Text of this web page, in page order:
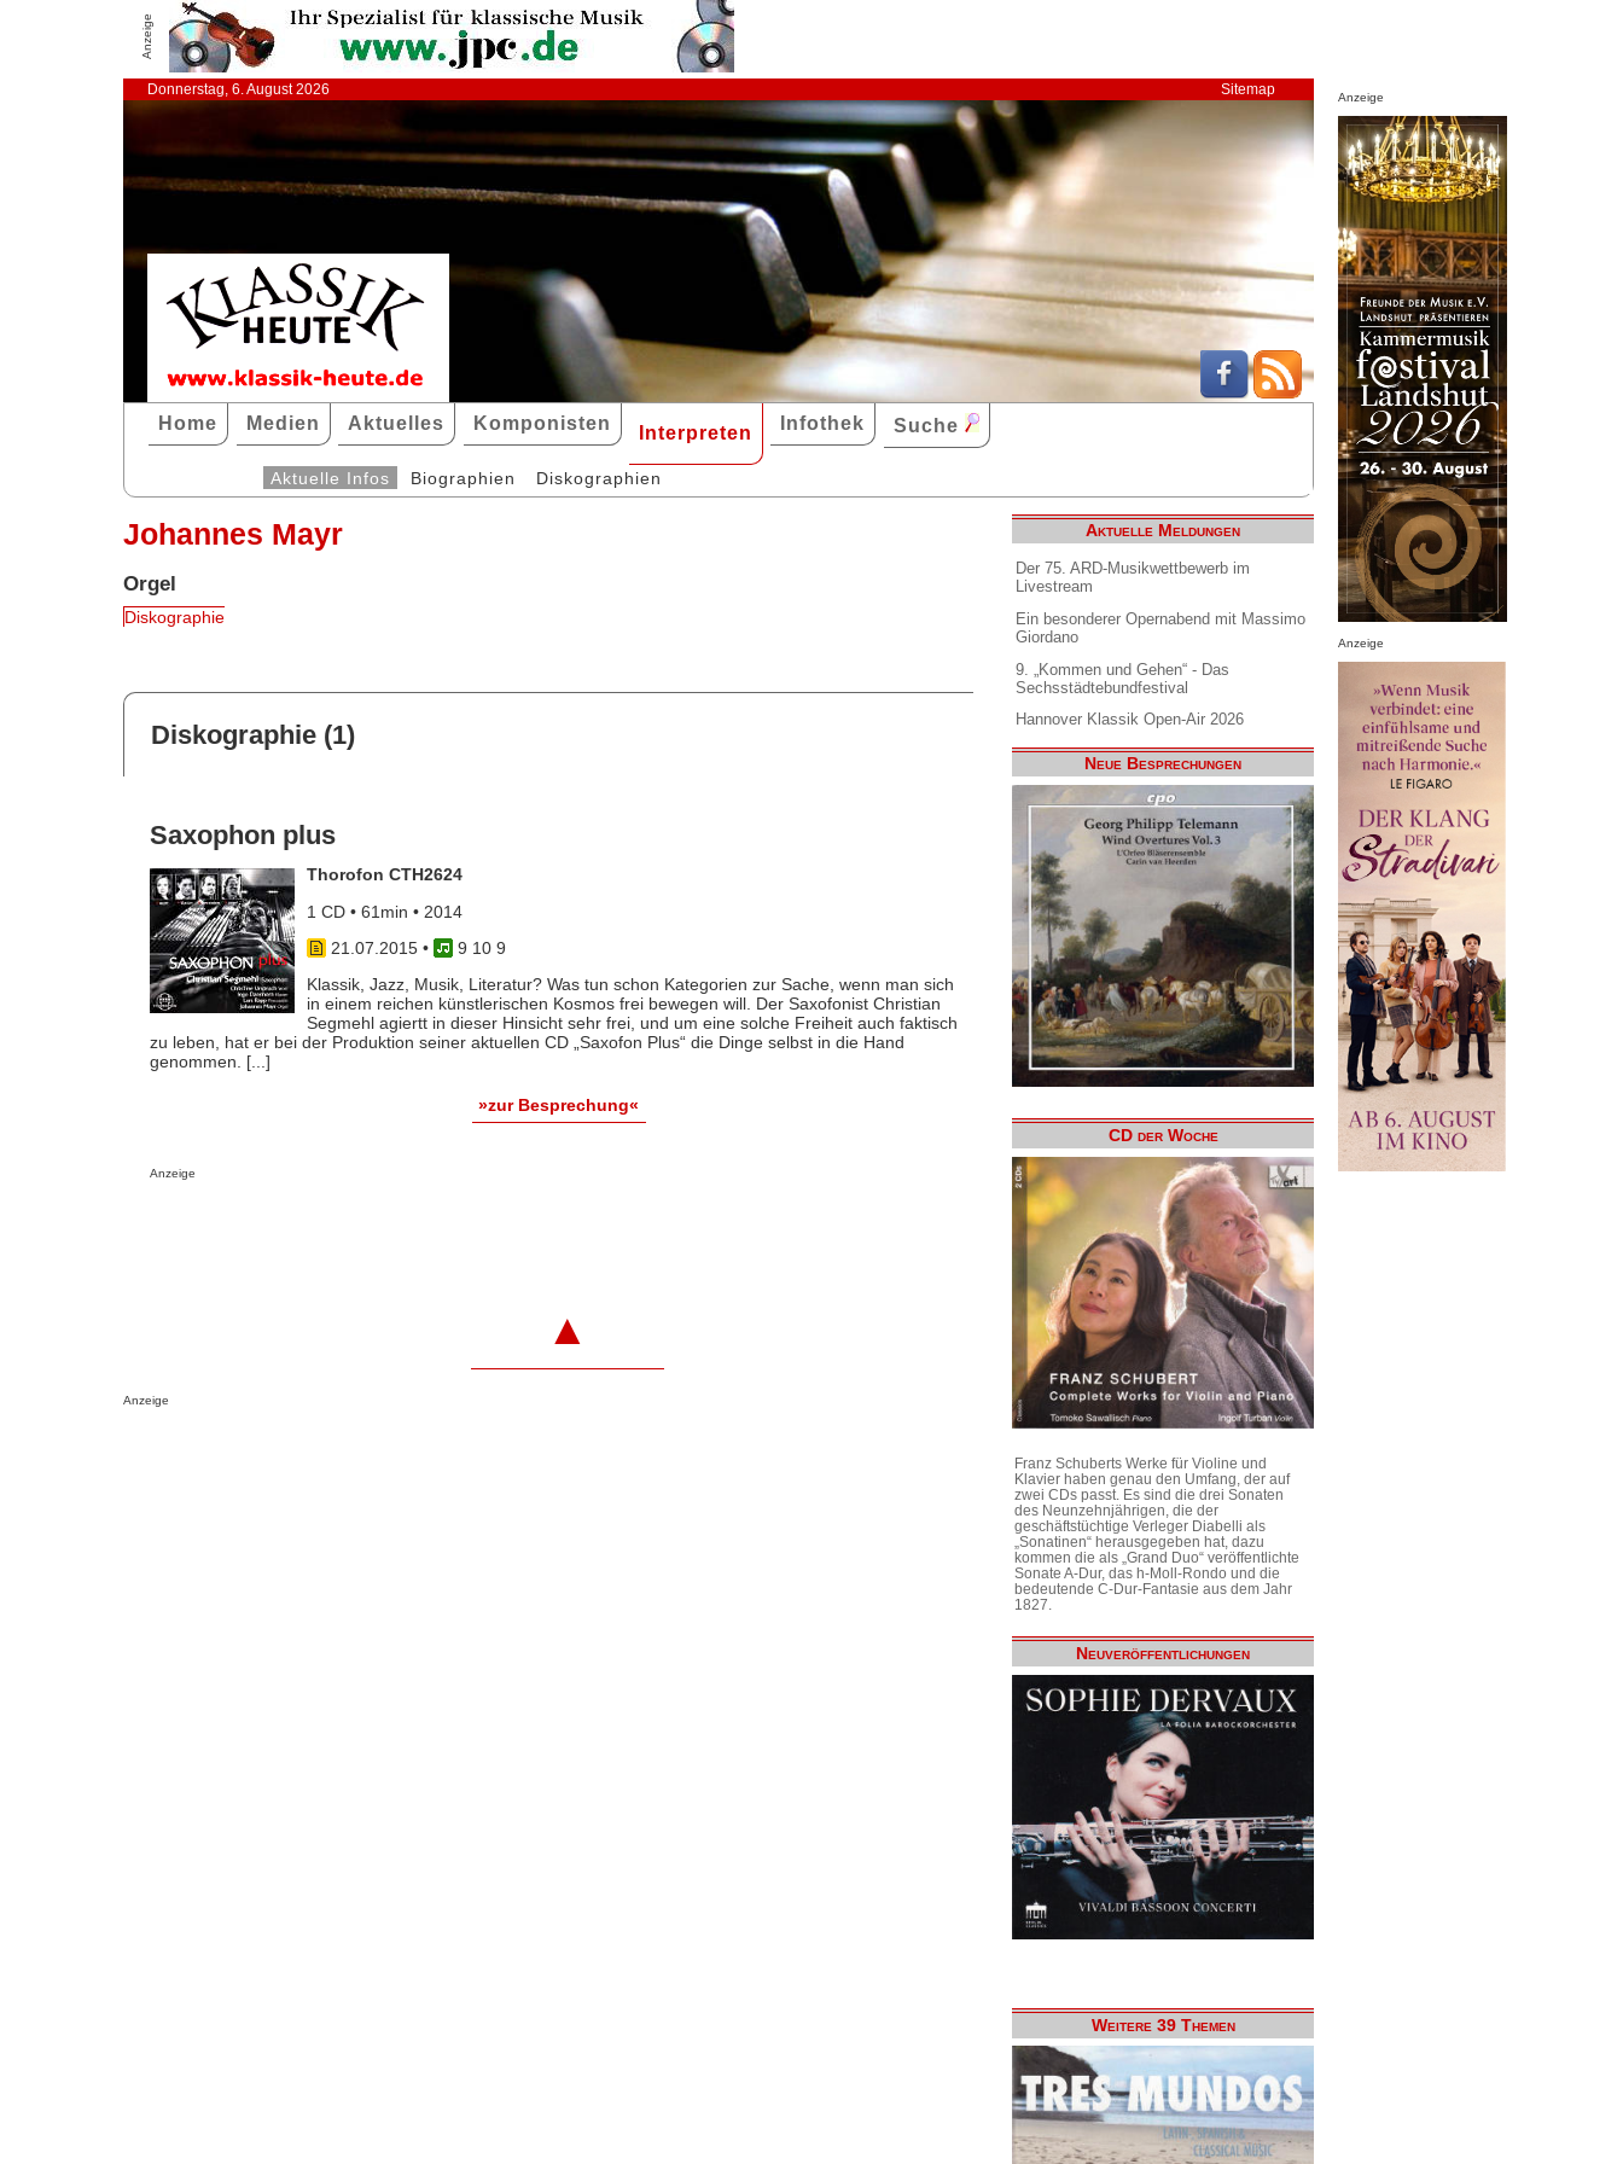
Anzeige
Donnerstag, 6. August 2026 Sitemap
Home Medien Aktuelles Komponisten Interpreten Infothek Suche
Aktuelle Infos Biographien Diskographien
Johannes Mayr
Orgel
Diskographie
Diskographie (1)
Saxophon plus
Thorofon CTH2624
1 CD • 61min • 2014
21.07.2015•
9 10 9
Klassik, Jazz, Musik, Literatur? Was tun schon Kategorien zur Sache, wenn man sich
in einem reichen künstlerischen Kosmos frei bewegen will. Der Saxofonist Christian
Segmehl agiertt in dieser Hinsicht sehr frei, und um eine solche Freiheit auch faktisch
zu leben, hat er bei der Produktion seiner aktuellen CD „Saxofon Plus“ die Dinge selbst in die Hand
genommen. [...]
»zur Besprechung«
Anzeige
▲
Anzeige
Aktuelle Meldungen
Der 75. ARD-Musikwettbewerb im
Livestream
Ein besonderer Opernabend mit Massimo
Giordano
9. „Kommen und Gehen“ - Das
Sechsstädtebundfestival
Hannover Klassik Open-Air 2026
Neue Besprechungen
CD der Woche
Franz Schuberts Werke für Violine und
Klavier haben genau den Umfang, der auf
zwei CDs passt. Es sind die drei Sonaten
des Neunzehnjährigen, die der
geschäftstüchtige Verleger Diabelli als
„Sonatinen“ herausgegeben hat, dazu
kommen die als „Grand Duo“ veröffentlichte
Sonate A-Dur, das h-Moll-Rondo und die
bedeutende C-Dur-Fantasie aus dem Jahr
1827.
Neuveröffentlichungen
Weitere 39 Themen
Anzeige
Anzeige